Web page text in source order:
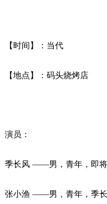
【时间】：当代
【地点】：码头烧烤店
演员：
季长风 ——男，青年，即
张小渔 ——男，青年，季